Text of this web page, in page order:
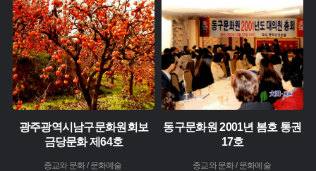
소장 :
광주광역시남구문화원회보
금당문화 제64호
종교와 문화 / 문화예술
동구문화원 2001년 봄호 통권
17호
종교와 문화 / 문화예술